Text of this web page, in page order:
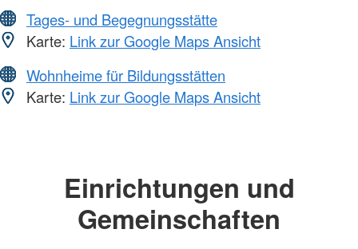
Tages- und Begegnungsstätte
Karte: Link zur Google Maps Ansicht
Wohnheime für Bildungsstätten
Karte: Link zur Google Maps Ansicht
Einrichtungen und
Gemeinschaften